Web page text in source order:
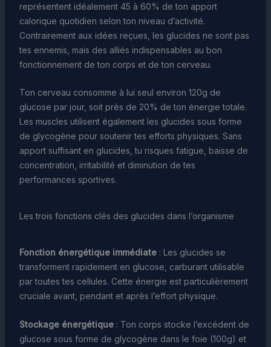
représentent idéalement 45 à 60% de ton apport
calorique quotidien selon ton niveau d’activité.
Contrairement aux idées reçues, les glucides ne sont pas
tes ennemis, mais des alliés indispensables au bon
fonctionnement de ton corps et de ton cerveau.
Ton cerveau consomme à lui seul environ 120g de
glucose par jour, soit près de 20% de ton énergie totale.
Les muscles utilisent également les glucides sous forme
de glycogène pour soutenir tes efforts physiques. Sans
apport suffisant en glucides, tu risques fatigue, baisse de
concentration, irritabilité et diminution de tes
performances sportives.
Les trois fonctions clés des glucides dans l’organisme
Fonction énergétique immédiate: Les glucides se
transforment rapidement en glucose, carburant utilisable
par toutes tes cellules. Cette énergie est particulièrement
cruciale avant, pendant et après l’effort physique.
Stockage énergétique: Ton corps stocke l’excédent de
glucose sous forme de glycogène dans le foie (100g) et